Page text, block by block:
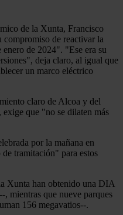
de la Xunta, Francisco
compromiso de reactivar la
de 2024". "Ese era su
deja claro, al igual que
un marco eléctrico
claro de Alcoa y del
que "no se dilaten más
por la mañana en
tramitación" para estos
Xunta han obtenido una DIA
, mientras que nueve parques
156 megavatios--.